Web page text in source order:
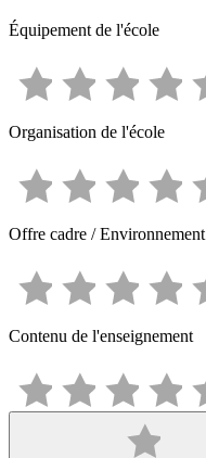
Équipement de l'école
Organisation de l'école
Offre cadre / Environnement
Contenu de l'enseignement